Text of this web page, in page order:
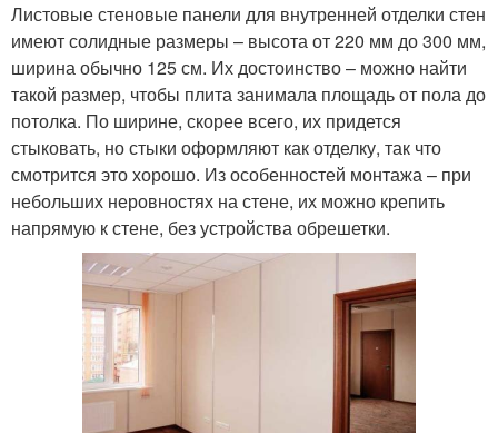
Листовые стеновые панели для внутренней отделки стен
имеют солидные размеры – высота от 220 мм до 300 мм,
ширина обычно 125 см. Их достоинство – можно найти
такой размер, чтобы плита занимала площадь от пола до
потолка. По ширине, скорее всего, их придется
стыковать, но стыки оформляют как отделку, так что
смотрится это хорошо. Из особенностей монтажа – при
небольших неровностях на стене, их можно крепить
напрямую к стене, без устройства обрешетки.